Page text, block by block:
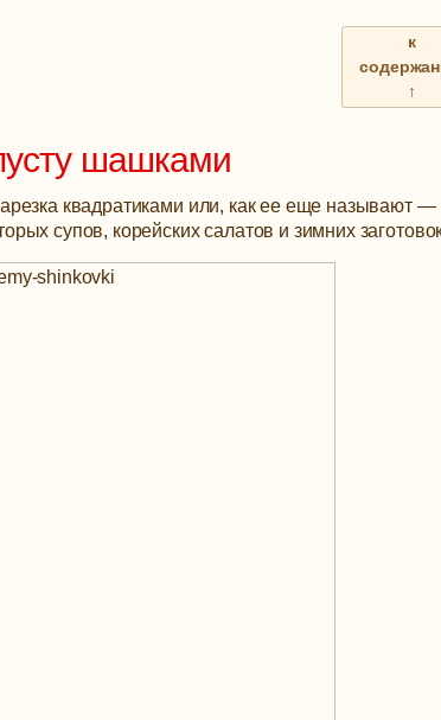
к
↑
шашками
квадратиками или, как ее еще называют —
супов, корейских салатов и зимних